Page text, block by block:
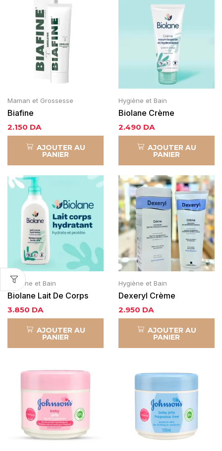
Maman et Grossesse
Biafine
2.150 DA
AJOUTER AU
PANIER
Hygiène et Bain
Biolane Crème
nourrissante et
hydratante
2.490 DA
AJOUTER AU
PANIER
Hygiène et Bain
Biolane Lait De Corps
Hydratant
3.850 DA
AJOUTER AU
PANIER
Hygiène et Bain
Dexeryl Crème
Traitement Des
Sécheresses Cutanées
2.950 DA
AJOUTER AU
PANIER